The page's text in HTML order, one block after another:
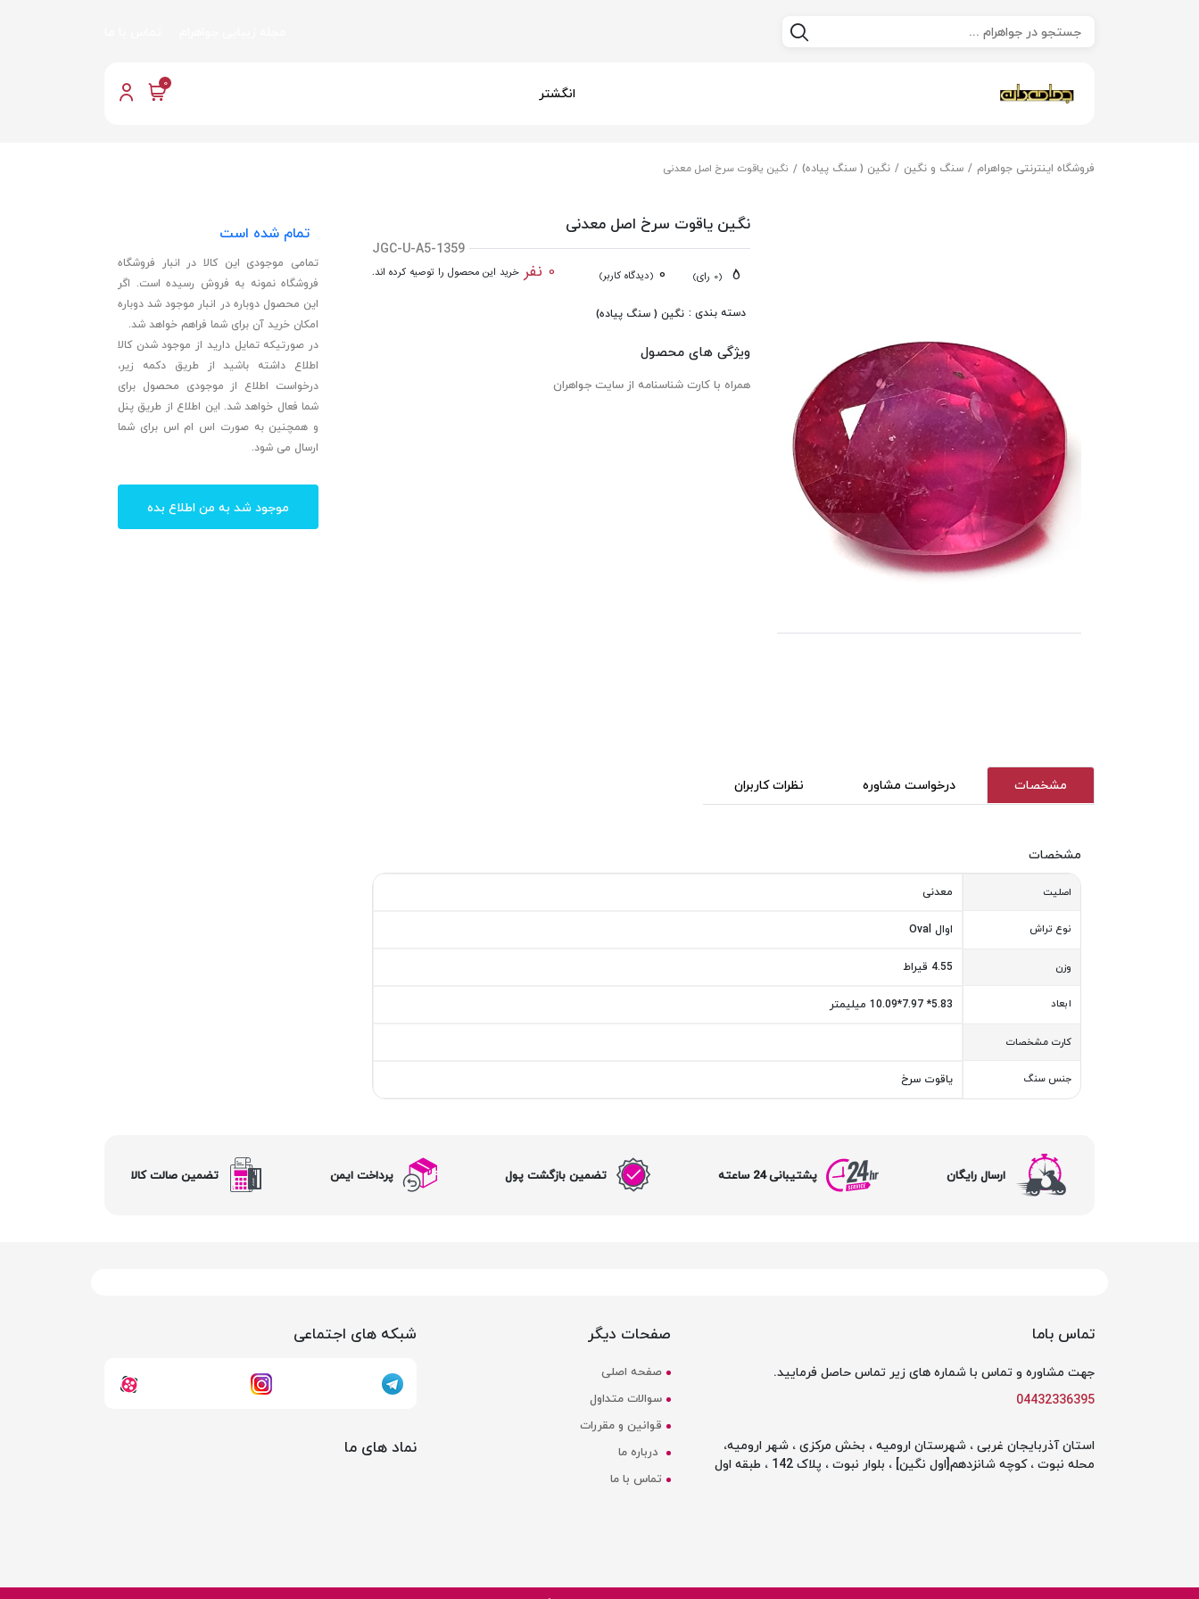
انگشتر 0
فروشگاه اینترنتی جواهرام سنگ و نگین نگین ( سنگ پیاده) نگین یاقوت سرخ اصل معدنی
نگین یاقوت سرخ اصل معدنی
JGC-U-A5-1359
(0 رای) 0 (دیدگاه کاربر) 0 نفر خرید این محصول را توصیه کرده اند.
دسته بندی : نگین ( سنگ پیاده)
ویژگی های محصول
همراه با کارت شناسنامه از سایت جواهران
مشخصات درخواست مشاوره نظرات کاربران
مشخصات
اصلیت معدنی
نوع تراش اوال Oval
وزن 4.55 قیراط
ابعاد 5.83* 7.97*10.09 میلیمتر
کارت مشخصات
جنس سنگ یاقوت سرخ
تمام شده است
تمامی موجودی این کالا در انبار فروشگاه
فروشگاه نمونه به فروش رسیده است. اگر
این محصول دوباره در انبار موجود شد دوباره
امکان خرید آن برای شما فراهم خواهد شد.
در صورتیکه تمایل دارید از موجود شدن کالا
اطلاع داشته باشید از طریق دکمه زیر،
درخواست اطلاع از موجودی محصول برای
شما فعال خواهد شد. این اطلاع از طریق پنل
و همچنین به صورت اس ام اس برای شما
ارسال می شود.
موجود شد به من اطلاع بده
ارسال رایگان پشتیبانی 24 ساعته تضمین بازگشت پول پرداخت ایمن تضمین صالت کالا
تماس باما
جهت مشاوره و تماس با شماره های زیر تماس حاصل فرمایید.
04432336395
استان آذربایجان غربی ، شهرستان ارومیه ، بخش مرکزی ، شهر ارومیه،
محله نبوت ، کوچه شانزدهم[اول نگین] ، بلوار نبوت ، پلاک 142 ، طبقه اول
صفحات دیگر
صفحه اصلی
سوالات متداول
قوانین و مقررات
درباره ما
تماس با ما
شبکه های اجتماعی
نماد های ما